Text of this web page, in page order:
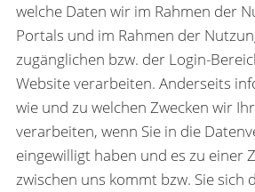
welche Daten wir im Rahmen der
Portals und im Rahmen der
zugänglichen bzw. der Login-
Website verarbeiten. Anderseits
wie und zu welchen Zwecken wir
verarbeiten, wenn Sie in die
eingewilligt haben und es zu einer
zwischen uns kommt bzw. Sie sich